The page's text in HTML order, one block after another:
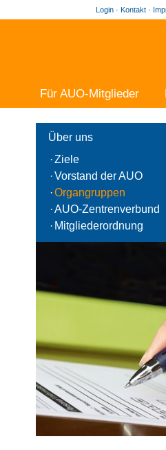
Login · Kontakt ·
Für AUO-Mitglieder
Über uns
·Ziele
·Vorstand der AUO
·Organgruppen
·AUO-Zentrenverbund
· Mitgliederordnung